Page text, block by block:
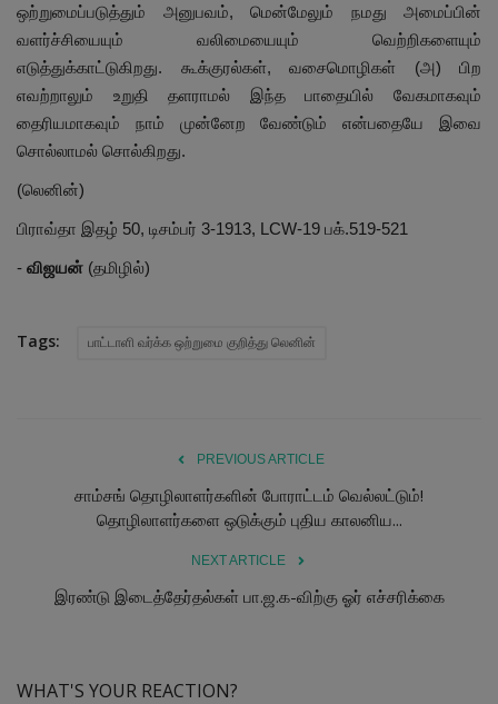
ஒற்றுமைப்படுத்தும் அனுபவம், மென்மேலும் நமது அமைப்பின்
வளர்ச்சியையும் வலிமையையும் வெற்றிகளையும்
எடுத்துக்காட்டுகிறது. கூக்குரல்கள், வசைமொழிகள் (அ) பிற
எவற்றாலும் உறுதி தளராமல் இந்த பாதையில் வேகமாகவும்
தைரியமாகவும் நாம் முன்னேற வேண்டும் என்பதையே இவை
சொல்லாமல் சொல்கிறது.
(லெனின்)
பிராவ்தா இதழ் 50, டிசம்பர் 3-1913, LCW-19 பக்.519-521
- விஜயன் (தமிழில்)
Tags: பாட்டாளி வர்க்க ஒற்றுமை குறித்து லெனின்
PREVIOUS ARTICLE
சாம்சங் தொழிலாளர்களின் போராட்டம் வெல்லட்டும்!
தொழிலாளர்களை ஒடுக்கும் புதிய காலனிய...
NEXT ARTICLE
இரண்டு இடைத்தேர்தல்கள் பா.ஜ.க-விற்கு ஓர் எச்சரிக்கை
WHAT'S YOUR REACTION?